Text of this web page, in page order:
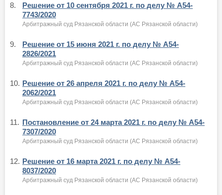
8.
Решение от 10 сентября 2021 г. по делу № А54-
7743/2020
Арбитражный суд Рязанской области (АС Рязанской области)
9.
Решение от 15 июня 2021 г. по делу № А54-
2826/2021
Арбитражный суд Рязанской области (АС Рязанской области)
10. Решение от 26 апреля 2021 г. по делу № А54-
2062/2021
Арбитражный суд Рязанской области (АС Рязанской области)
11. Постановление от 24 марта 2021 г. по делу № А54-
7307/2020
Арбитражный суд Рязанской области (АС Рязанской области)
12. Решение от 16 марта 2021 г. по делу № А54-
8037/2020
Арбитражный суд Рязанской области (АС Рязанской области)